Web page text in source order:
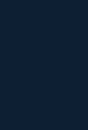
fenêtre